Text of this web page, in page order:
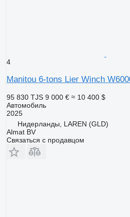
4
Manitou 6-tons Lier Winch
95 830 TJS 9 000 € ≈ 10 400 $
Автомобиль
2025
Нидерланды, LAREN (GLD)
Almat BV
Связаться с продавцом